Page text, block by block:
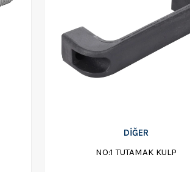
DİĞER
NO:1 TUTAMAK KULP